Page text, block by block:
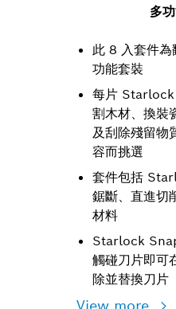
多
此 8 入套件為
功能套裝
每片 Starlock
割木材、換裝
及刮除殘留物
容而挑選
套件包括
鋸斷、直進切
材料
Starlock
觸碰刀片即可
除並替換刀片